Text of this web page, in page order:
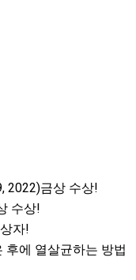
2022)금상 수상!
수상!
자!
후에 열살균하는 방법